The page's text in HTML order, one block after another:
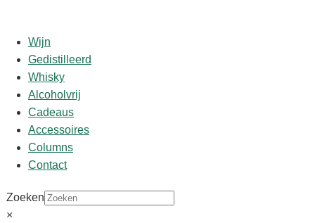
Wijn
Gedistilleerd
Whisky
Alcoholvrij
Cadeaus
Accessoires
Columns
Contact
Zoeken
×
41,95
Deze rum heeft minstens elf jaar op eiken fusten gelagerd,
wat zich uit in het houtachtige aroma.
De rum is mooi in balans tussen de delicatesse van fruitige
smaken, het karakter van de Aguardiente en houtrijping.
veroudering.